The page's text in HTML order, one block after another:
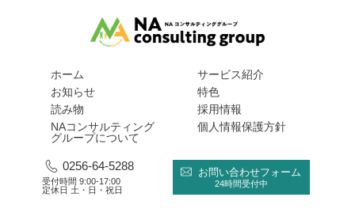
ホーム
お知らせ
読み物
NAコンサルティング
グループについて
サービス紹介
特色
採用情報
個人情報保護方針
0256-64-5288
受付時間 9:00-17:00
定休日 土・日・祝日
お問い合わせフォーム
24時間受付中